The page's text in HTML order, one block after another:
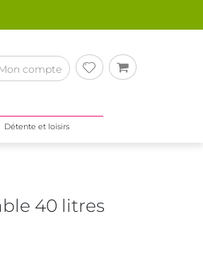
compte
Détente et loisirs
40 litres